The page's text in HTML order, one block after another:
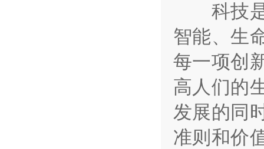
科技是
智能、生
每一项创
高人们的
发展的同
准则和价